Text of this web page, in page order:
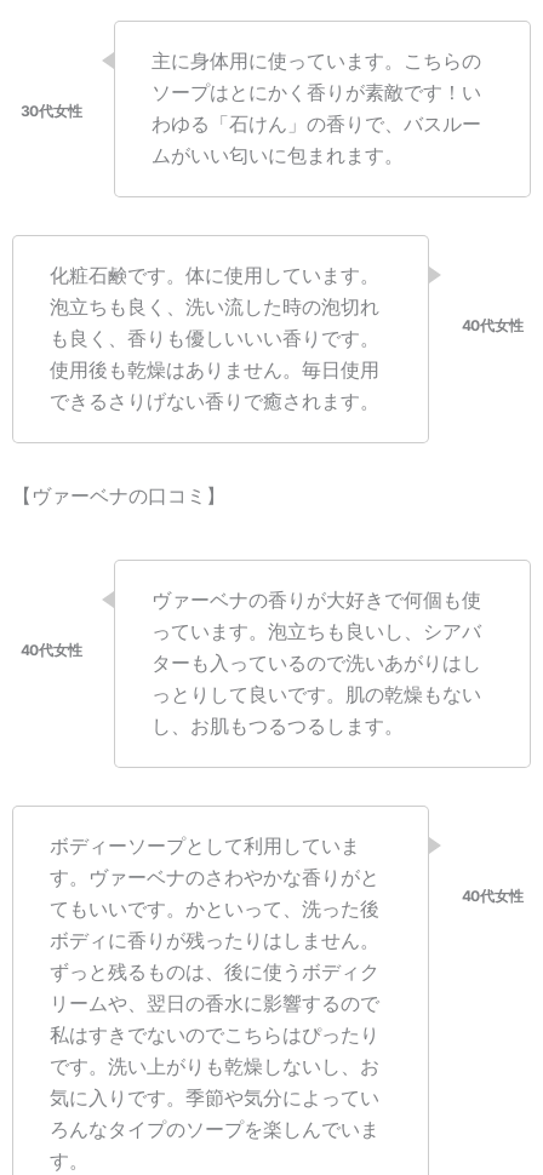
主に身体用に使っています。こちらの
ソープはとにかく香りが素敵です！い
わゆる「石けん」の香りで、バスルー
ムがいい匂いに包まれます。
化粧石鹸です。体に使用しています。
泡立ちも良く、洗い流した時の泡切れ
も良く、香りも優しいいい香りです。
使用後も乾燥はありません。毎日使用
できるさりげない香りで癒されます。
【ヴァーベナの口コミ】
ヴァーベナの香りが大好きで何個も使
っています。泡立ちも良いし、シアバ
ターも入っているので洗いあがりはし
っとりして良いです。肌の乾燥もない
し、お肌もつるつるします。
ボディーソープとして利用していま
す。ヴァーベナのさわやかな香りがと
てもいいです。かといって、洗った後
ボディに香りが残ったりはしません。
ずっと残るものは、後に使うボディク
リームや、翌日の香水に影響するので
私はすきでないのでこちらはぴったり
です。洗い上がりも乾燥しないし、お
気に入りです。季節や気分によってい
ろんなタイプのソープを楽しんでいま
す。